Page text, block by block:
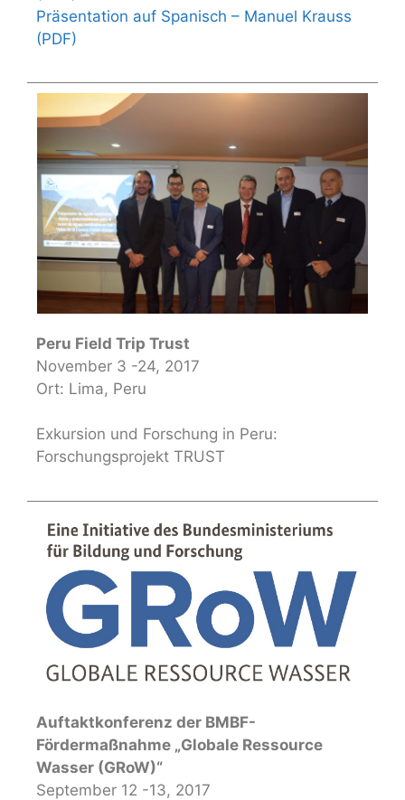
Präsentation auf Spanisch – Manuel Krauss
(PDF)
Peru Field Trip Trust
November 3 -24, 2017
Ort: Lima, Peru
Exkursion und Forschung in Peru:
Forschungsprojekt TRUST
Auftaktkonferenz der BMBF-
Fördermaßnahme „Globale Ressource
Wasser (GRoW)“
September 12 -13, 2017